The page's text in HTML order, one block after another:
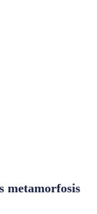
metamorfosis